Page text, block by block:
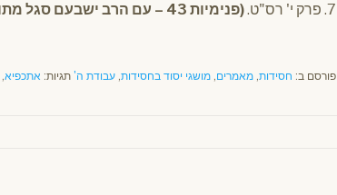
7. פרק י' רס"ט.
(פנימיות 43 – עם הרב ישבעם סגל מתוך הספר ״מושגים בחסידות״ )
פורסם ב: חסידות, מאמרים, מושגי יסוד בחסידות, עבודת ה' תגיות: אתכפיא,